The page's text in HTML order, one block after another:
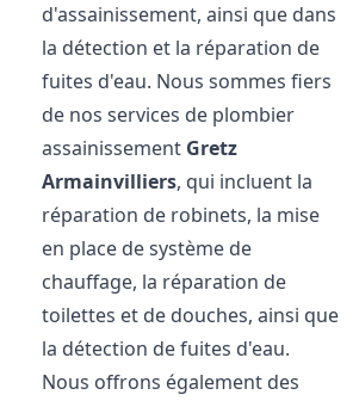
d'assainissement, ainsi que dans
la détection et la réparation de
fuites d'eau. Nous sommes fiers
de nos services de plombier
assainissement Gretz
Armainvilliers, qui incluent la
réparation de robinets, la mise
en place de système de
chauffage, la réparation de
toilettes et de douches, ainsi que
la détection de fuites d'eau.
Nous offrons également des